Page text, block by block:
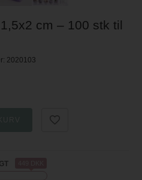
cm – 100 stk til
2020103